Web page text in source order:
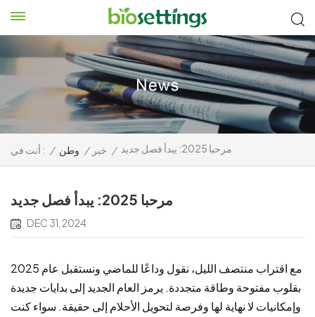
أنت في : / وطن / خبر / مرحبا 2025: يبدأ فصل جديد
مرحبا 2025: يبدأ فصل جديد
DEC 31, 2024
مع اقتراب منتصف الليل، نقول وداعًا للماضي ونستقبل عام 2025
بقلوب مفتوحة وطاقة متجددة. يرمز العام الجديد إلى بدايات جديدة
وإمكانيات لا نهاية لها وفرصة لتحويل الأحلام إلى حقيقة. سواء كنت